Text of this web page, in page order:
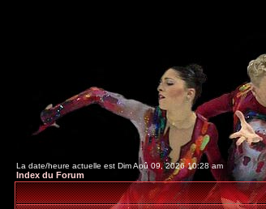
La date/heure actuelle est Dim Aoû 09, 2026 10:28 am
Index du Forum